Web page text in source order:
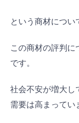
という商材につい
この商材の評判に
です。
社会不安が増大し
需要は高まってい